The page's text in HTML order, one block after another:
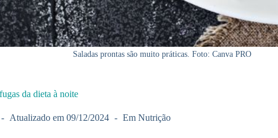
Saladas prontas são muito práticas. Foto: Canva PRO
da dieta à noite
Atualizado em 09/12/2024 Em Nutrição